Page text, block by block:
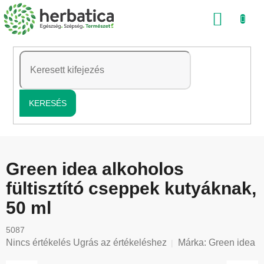
Ugrás
a
tartalomhoz
KERESÉS
Green idea alkoholos
fültisztító cseppek kutyáknak,
50 ml
5087
A
Nincs értékelés Ugrás az értékeléshez Márka: Green idea